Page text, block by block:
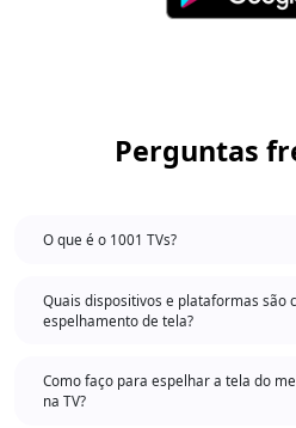
Perguntas
O que é o 1001 TVs?
Quais dispositivos e plataformas são
espelhamento de tela?
Como faço para espelhar a tela do
na TV?